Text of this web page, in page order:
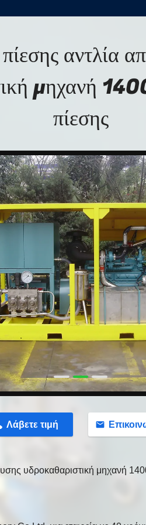
αντλία
μηχανή
πίεσης
Λάβετε τιμή
υδροκαθαριστική μηχανή